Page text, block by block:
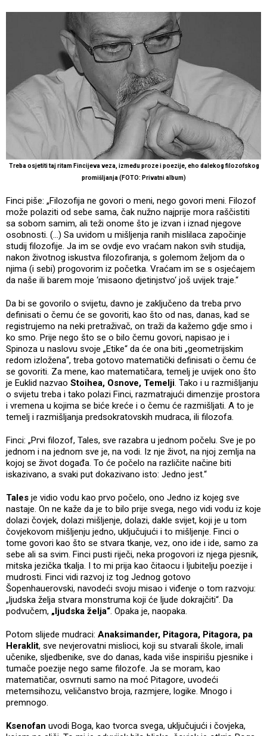
Treba osjetiti taj ritam Fincijeva veza, između proze i poezije, eho dalekog filozofskog
promišljanja (FOTO: Privatni album)
Finci piše: „Filozofija ne govori o meni, nego govori meni. Filozof
može polaziti od sebe sama, čak nužno najprije mora raščistiti
sa sobom samim, ali teži onome što je izvan i iznad njegove
osobnosti. (...) Sa uvidom u mišljenja ranih mislilaca započinje
studij filozofije. Ja im se ovdje evo vraćam nakon svih studija,
nakon životnog iskustva filozofiranja, s golemom željom da o
njima (i sebi) progovorim iz početka. Vraćam im se s osjećajem
da naše ili barem moje ‘misaono djetinjstvo‘ još uvijek traje.“
Da bi se govorilo o svijetu, davno je zaključeno da treba prvo
definisati o čemu će se govoriti, kao što od nas, danas, kad se
registrujemo na neki pretraživač, on traži da kažemo gdje smo i
ko smo. Prije nego što se o bilo čemu govori, napisao je i
Spinoza u naslovu svoje „Etike“ da će ona biti „geometrijskim
redom izložena“, treba gotovo matematički definisati o čemu će
se govoriti. Za mene, kao matematičara, temelj je uvijek ono što
je Euklid nazvao Stoihea, Osnove, Temelji. Tako i u razmišljanju
o svijetu treba i tako polazi Finci, razmatrajući dimenzije prostora
i vremena u kojima se biće kreće i o čemu će razmišljati. A to je
temelj i razmišljanja predsokratovskih mudraca, ili filozofa.
Finci: „Prvi filozof, Tales, sve razabra u jednom počelu. Sve je po
jednom i na jednom sve je, na vodi. Iz nje život, na njoj zemlja na
kojoj se život događa. To će počelo na različite načine biti
iskazivano, a svaki put dokazivano isto: Jedno jest.“
Tales je vidio vodu kao prvo počelo, ono Jedno iz kojeg sve
nastaje. On ne kaže da je to bilo prije svega, nego vidi vodu iz koje
dolazi čovjek, dolazi mišljenje, dolazi, dakle svijet, koji je u tom
čovjekovom mišljenju jedno, uključujući i to mišljenje. Finci o
tome govori kao što se stvara tkanje, vez, ono ide i ide, samo za
sebe ali sa svim. Finci pusti riječi, neka progovori iz njega pjesnik,
mitska jezička tkalja. I to mi prija kao čitaocu i ljubitelju poezije i
mudrosti. Finci vidi razvoj iz tog Jednog gotovo
Šopenhauerovski, navodeći svoju misao i viđenje o tom razvoju:
„ljudska želja stvara monstruma koji će ljude dokrajčiti“. Da
podvučem, „ljudska želja“. Opaka je, naopaka.
Potom slijede mudraci: Anaksimander, Pitagora, Pitagora, pa
Heraklit, sve nevjerovatni mislioci, koji su stvarali škole, imali
učenike, sljedbenike, sve do danas, kada više inspirišu pjesnike i
tumače poezije nego same filozofe. Ja se moram, kao
matematičar, osvrnuti samo na moć Pitagore, uvodeći
metemsihozu, veličanstvo broja, razmjere, logike. Mnogo i
premnogo.
Ksenofan uvodi Boga, kao tvorca svega, uključujući i čovjeka,